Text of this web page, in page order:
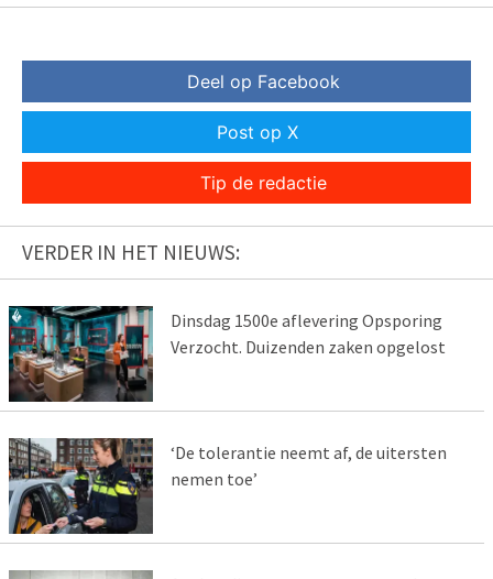
Deel op Facebook
Post op X
Tip de redactie
VERDER IN HET NIEUWS:
Dinsdag 1500e aflevering Opsporing
Verzocht. Duizenden zaken opgelost
‘De tolerantie neemt af, de uitersten
nemen toe’